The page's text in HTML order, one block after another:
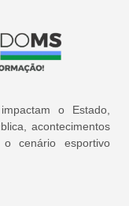
o Estado,
acontecimentos
cenário esportivo